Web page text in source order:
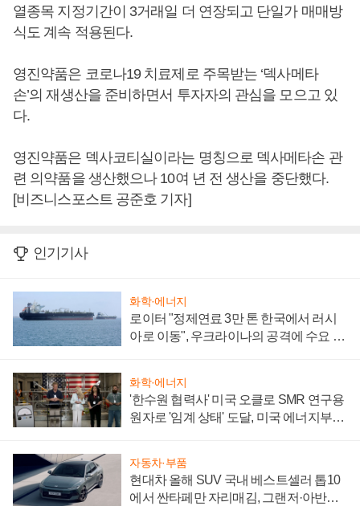
열종목 지정기간이 3거래일 더 연장되고 단일가 매매방
식도 계속 적용된다.
영진약품은 코로나19 치료제로 주목받는 ‘덱사메타
손’의 재생산을 준비하면서 투자자의 관심을 모으고 있
다.
영진약품은 덱사코티실이라는 명칭으로 덱사메타손 관
련 의약품을 생산했으나 10여 년 전 생산을 중단했다.
[비즈니스포스트 공준호 기자]
인기기사
화학·에너지
로이터 "정제연료 3만 톤 한국에서 러시
아로 이동", 우크라이나의 공격에 수요 늘
화학·에너지
'한수원 협력사' 미국 오클로 SMR 연구용
원자로 '임계 상태' 도달, 미국 에너지부
자동차·부품
현대차 올해 SUV 국내 베스트셀러 톱10
에서 싼타페만 자리매김, 그랜저·아반떼